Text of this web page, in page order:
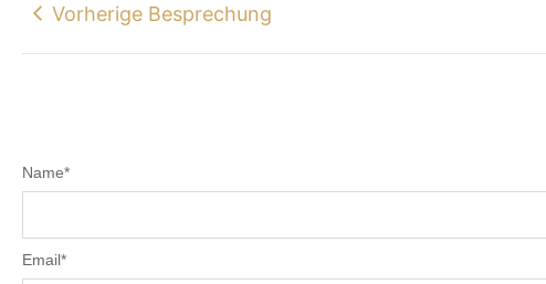
Vorherige Besprechung
Name*
Email*